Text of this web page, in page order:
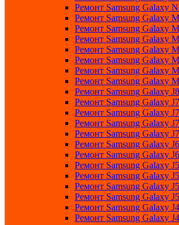
Ремонт Samsung Galaxy
Ремонт Samsung Galaxy
Ремонт Samsung Galaxy
Ремонт Samsung Galaxy
Ремонт Samsung Galaxy
Ремонт Samsung Galaxy
Ремонт Samsung Galaxy
Ремонт Samsung Galaxy
Ремонт Samsung Galaxy
Ремонт Samsung Galaxy
Ремонт Samsung Galaxy
Ремонт Samsung Galaxy
Ремонт Samsung Galaxy
Ремонт Samsung Galaxy
Ремонт Samsung Galaxy
Ремонт Samsung Galaxy
Ремонт Samsung Galaxy
Ремонт Samsung Galaxy
Ремонт Samsung Galaxy
Ремонт Samsung Galaxy
Ремонт Samsung Galaxy